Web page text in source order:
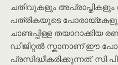
ചതിവുകളും
പത്രികയുടെ
ചാണ്ടപ്പിള്ള
ഡിജിറ്റൽ സ്കാനാണ് ഈ
പ്രസിദ്ധീകരിക്കുന്നത്. സി